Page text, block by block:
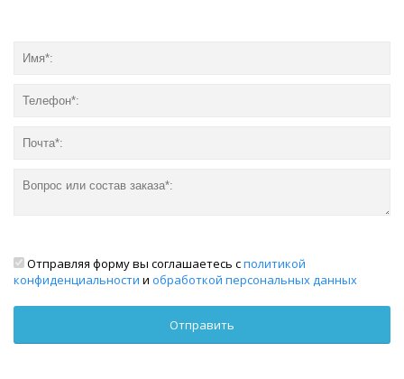
Отправляя форму вы соглашаетесь сполитикой
конфиденциальности и обработкой персональных данных